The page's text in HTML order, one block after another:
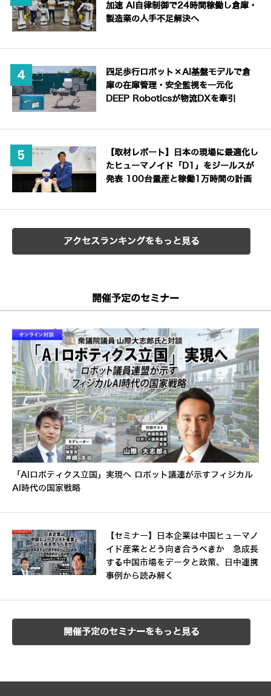
加速 AI自律制御で24時間稼働し倉庫・
製造業の人手不足解決へ
四足歩行ロボット×AI基盤モデルで倉
庫の在庫管理・安全監視を一元化
DEEP Roboticsが物流DXを牽引
【取材レポート】日本の現場に最適化し
たヒューマノイド「D1」をジールスが
発表 100台量産と稼働1万時間の計画
アクセスランキングをもっと見る
開催予定のセミナー
「AIロボティクス立国」実現へ ロボット議連が示すフィジカル
AI時代の国家戦略
【セミナー】日本企業は中国ヒューマノ
イド産業とどう向き合うべきか 急成長
する中国市場をデータと政策、日中連携
事例から読み解く
開催予定のセミナーをもっと見る